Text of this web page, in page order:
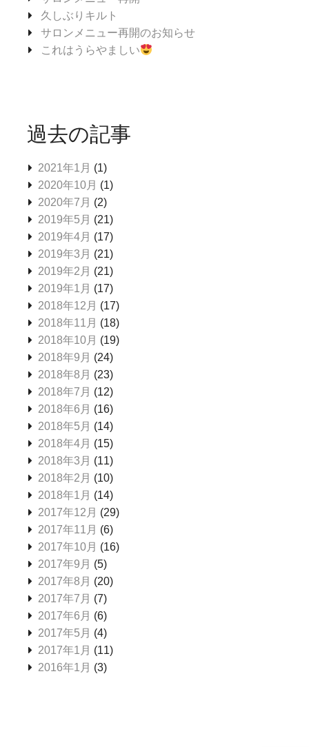
久しぶりキルト
サロンメニュー再開のお知らせ
これはうらやましい
過去の記事
2021年1月 (1)
2020年10月 (1)
2020年7月 (2)
2019年5月 (21)
2019年4月 (17)
2019年3月 (21)
2019年2月 (21)
2019年1月 (17)
2018年12月 (17)
2018年11月 (18)
2018年10月 (19)
2018年9月 (24)
2018年8月 (23)
2018年7月 (12)
2018年6月 (16)
2018年5月 (14)
2018年4月 (15)
2018年3月 (11)
2018年2月 (10)
2018年1月 (14)
2017年12月 (29)
2017年11月 (6)
2017年10月 (16)
2017年9月 (5)
2017年8月 (20)
2017年7月 (7)
2017年6月 (6)
2017年5月 (4)
2017年1月 (11)
2016年1月 (3)